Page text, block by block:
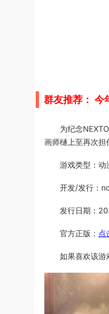
群友推荐： 今
为纪念
画师樋上至再次担
游戏类型：动
开发/发行：
发行日期：
官方正版： 点
如果喜欢该游